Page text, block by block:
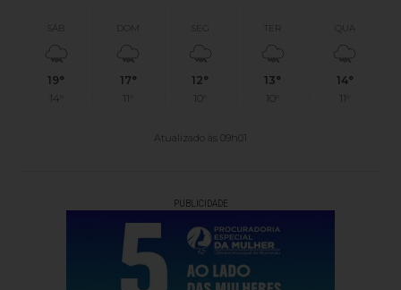
SÁB
19°
14°
DOM
17°
11°
SEG
12°
10°
TER
13°
10°
QUA
14°
11°
Atualizado às 09h01
PUBLICIDADE